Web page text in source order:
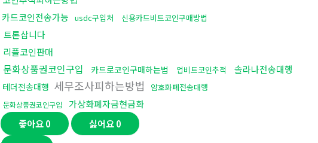
카드코인전송가능 usdc구입처 신용카드비트코인구매방법
트론삽니다
리플코인판매
문화상품권코인구입 카드로코인구매하는법 업비트코인추적 솔라나전송대행
테더전송대행 세무조사피하는방법 암호화폐전송대행
문화상품권코인구입
가상화폐자금현금화
좋아요0 싫어요0